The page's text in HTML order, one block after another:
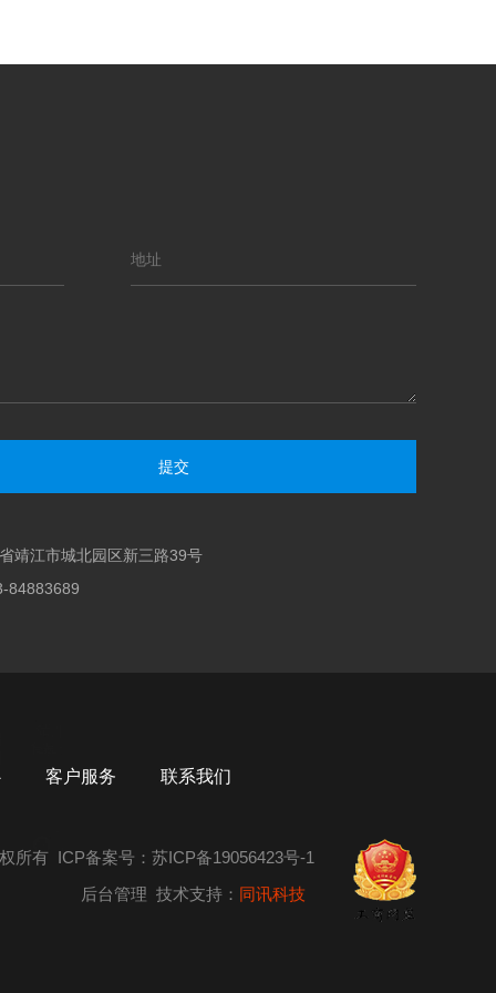
靖江市城北园区新三路39号
84883689
客户服务 联系我们
所有 ICP备案号： 苏ICP备19056423号-1
后台管理 技术支持： 同讯科技